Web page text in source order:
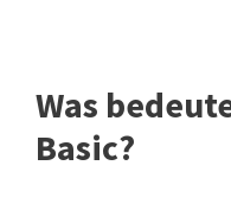
Was
Basic?